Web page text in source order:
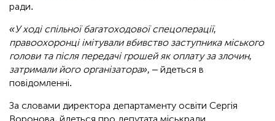
ради.
«У ході спільної багатоходової спецоперації,
правоохоронці імітували вбивство заступника міського
голови та після передачі грошей як оплату за злочин,
затримали його організатора», – йдеться в
повідомленні.
За словами директора департаменту освіти Сергія